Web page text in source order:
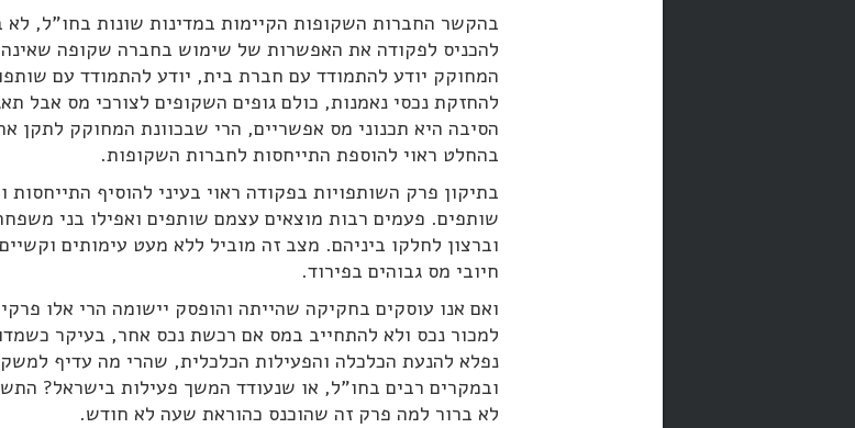
בהקשר החברות השקופות הקיימות במדינות שונות בחו"ל, לא
להכניס לפקודה את האפשרות של שימוש בחברה שקופה
המחוקק יודע להתמודד עם חברת בית, יודע להתמודד עם
להחזקת נכסי נאמנות, כולם גופים השקופים לצורכי מס אבל
הסיבה היא תכנוני מס אפשריים, הרי שבכוונת המחוקק לתקן
בהחלט ראוי להוספת התייחסות לחברות השקופות.
בתיקון פרק השותפויות בפקודה ראוי בעיני להוסיף
שותפים. פעמים רבות מוצאים עצמם שותפים ואפילו בני
וברצון לחלקו ביניהם. מצב זה מוביל ללא מעט עימותים
חיובי מס גבוהים בפירוד.
ואם אנו עוסקים בחקיקה שהייתה והופסק יישומה הרי אלו
למכור נכס ולא להתחייב במס אם רכשת נכס אחר, בעיקר
נפלא להנעת הכלכלה והפעילות הכלכלית, שהרי מה עדיף
ובמקרים רבים בחו"ל, או שנעודד המשך פעילות בישראל?
לא ברור למה פרק זה שהוכנס כהוראת שעה לא חודש.